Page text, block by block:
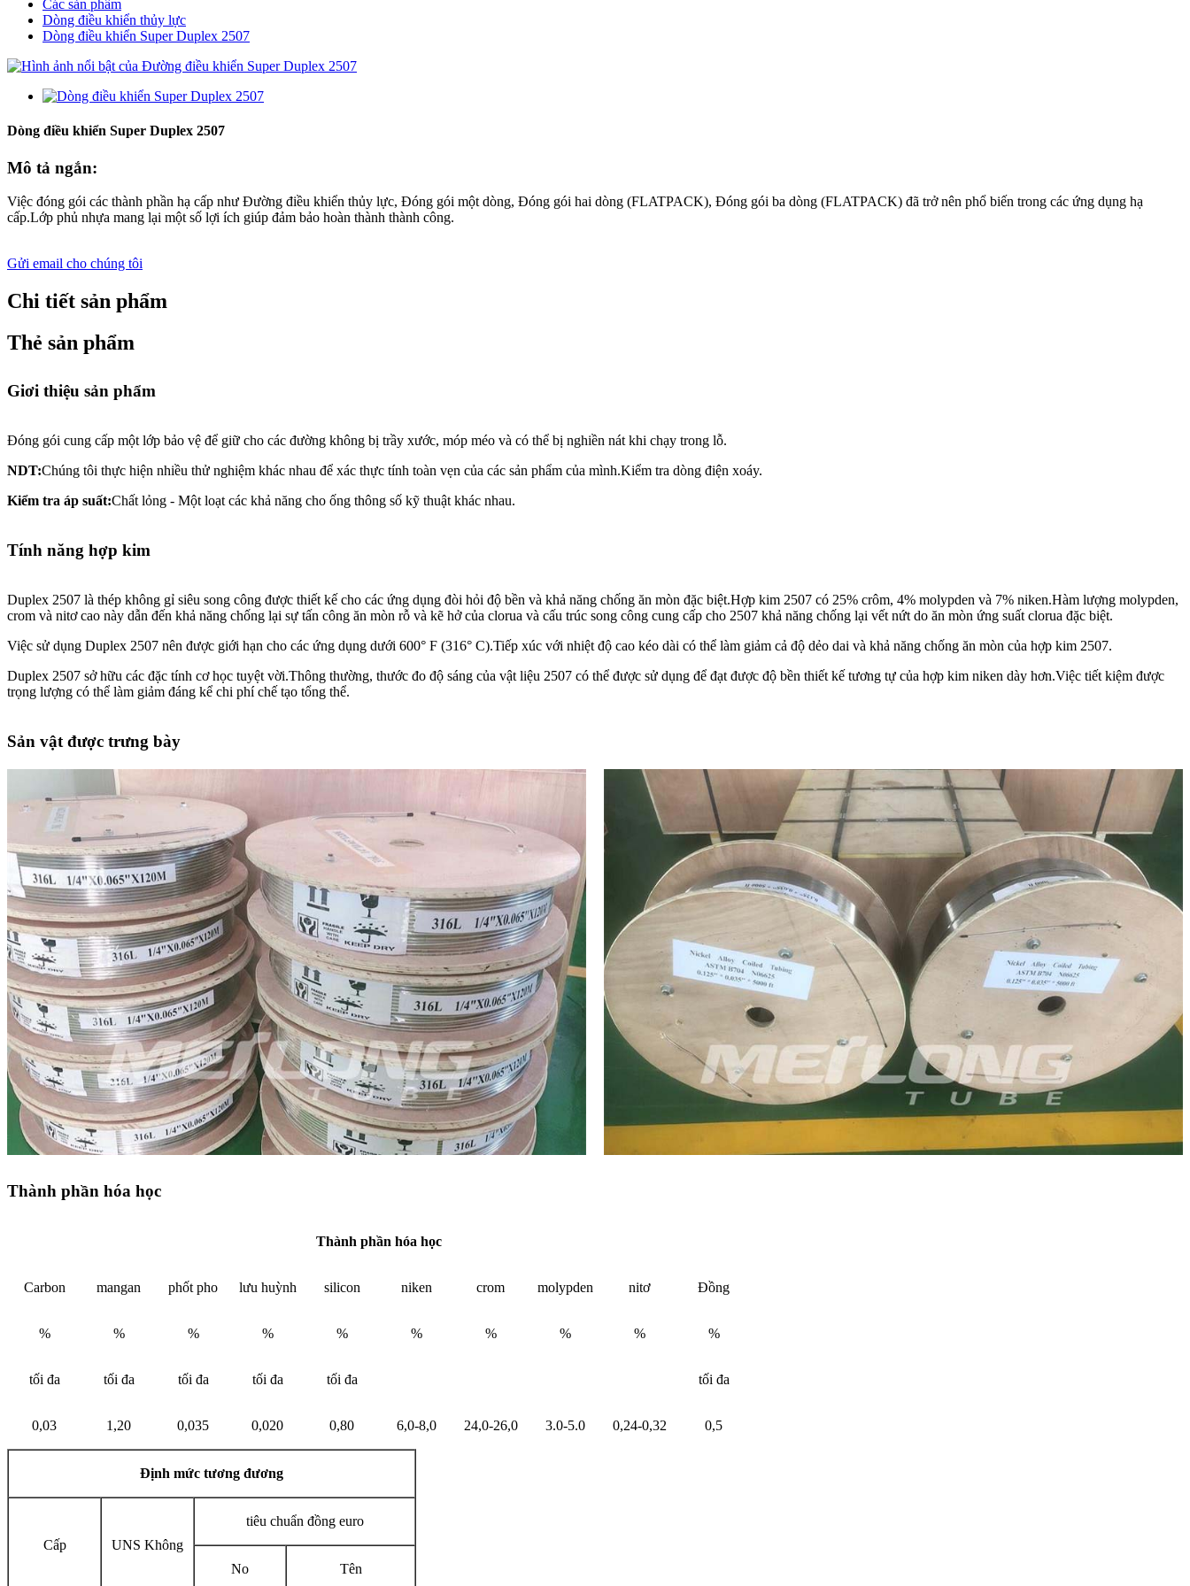
Các sản phẩm
Dòng điều khiển thủy lực
Dòng điều khiển Super Duplex 2507
Dòng điều khiển Super Duplex 2507
Mô tả ngắn:
Việc đóng gói các thành phần hạ cấp như Đường điều khiển thủy lực, Đóng gói một dòng, Đóng gói hai dòng (FLATPACK), Đóng gói ba dòng (FLATPACK) đã trở nên phổ biến trong các ứng dụng hạ
cấp.Lớp phủ nhựa mang lại một số lợi ích giúp đảm bảo hoàn thành thành công.
Gửi email cho chúng tôi
Chi tiết sản phẩm
Thẻ sản phẩm
Giơi thiệu sản phẩm
Đóng gói cung cấp một lớp bảo vệ để giữ cho các đường không bị trầy xước, móp méo và có thể bị nghiền nát khi chạy trong lỗ.
NDT:Chúng tôi thực hiện nhiều thử nghiệm khác nhau để xác thực tính toàn vẹn của các sản phẩm của mình.Kiểm tra dòng điện xoáy.
Kiểm tra áp suất:Chất lỏng - Một loạt các khả năng cho ống thông số kỹ thuật khác nhau.
Tính năng hợp kim
Duplex 2507 là thép không gỉ siêu song công được thiết kế cho các ứng dụng đòi hỏi độ bền và khả năng chống ăn mòn đặc biệt.Hợp kim 2507 có 25% crôm, 4% molypden và 7% niken.Hàm lượng molypden,
crom và nitơ cao này dẫn đến khả năng chống lại sự tấn công ăn mòn rỗ và kẽ hở của clorua và cấu trúc song công cung cấp cho 2507 khả năng chống lại vết nứt do ăn mòn ứng suất clorua đặc biệt.
Việc sử dụng Duplex 2507 nên được giới hạn cho các ứng dụng dưới 600° F (316° C).Tiếp xúc với nhiệt độ cao kéo dài có thể làm giảm cả độ dẻo dai và khả năng chống ăn mòn của hợp kim 2507.
Duplex 2507 sở hữu các đặc tính cơ học tuyệt vời.Thông thường, thước đo độ sáng của vật liệu 2507 có thể được sử dụng để đạt được độ bền thiết kế tương tự của hợp kim niken dày hơn.Việc tiết kiệm được
trọng lượng có thể làm giảm đáng kể chi phí chế tạo tổng thể.
Sản vật được trưng bày
Thành phần hóa học
Thành phần hóa học
Carbon mangan phốt pho lưu huỳnh silicon niken crom molypden nitơ Đồng
% % % % % % % % % %
tối đa tối đa tối đa tối đa tối đa tối đa
0,03 1,20 0,035 0,020 0,80 6,0-8,0 24,0-26,0 3.0-5.0 0,24-0,32 0,5
Định mức tương đương
Cấp UNS Không
tiêu chuẩn đồng euro
No Tên